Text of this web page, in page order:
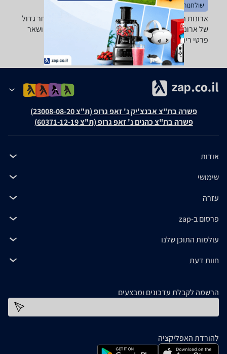
שולחנות ופינות אוכל
מזנונים ושולחנות טלוויזיה
ארונות בגדים, שידות וכונניות - ‏מדפים ‏כולל מדפים מבחר גדול
של ארונות הזזה, ארונות בגדים, שידות, מזנונים, כוורות ושאר
פרטי ריהוט.
פשרה בת"צ אבנצ'יק נ' זאפ גרופ (ת"צ 23008-08-20)
פשרה בת"צ כהנים נ' זאפ גרופ (ת"צ 60371-12-19)
אודות
שימושי
עזרה
פרסום ב-zap
עולמות התוכן שלנו
חוות דעת
הרשמה לקבלת עדכונים ומבצעים
להורדת האפליקציה